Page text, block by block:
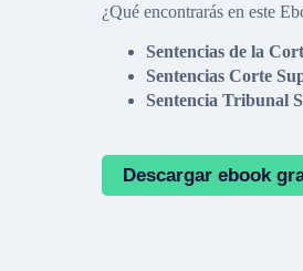
¿Qué encontrarás en este
Sentencias de la
Sentencias Corte
Sentencia Tribunal
Descargar ebook